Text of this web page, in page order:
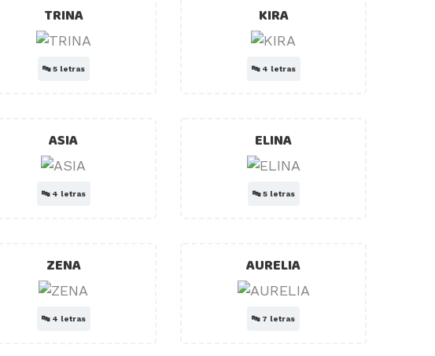
TRINA
🔤5 letras
KIRA
🔤 4 letras
ASIA
🔤 4 letras
ELINA
🔤5 letras
ZENA
🔤 4 letras
AURELIA
🔤 7 letras